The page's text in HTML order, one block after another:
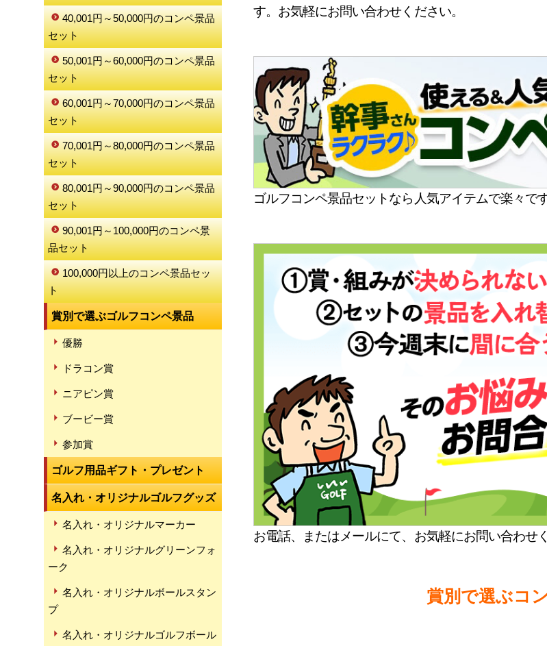
40,001円～50,000円のコンペ景品
セット
50,001円～60,000円のコンペ景品
セット
60,001円～70,000円のコンペ景品
セット
70,001円～80,000円のコンペ景品
セット
80,001円～90,000円のコンペ景品
セット
90,001円～100,000円のコンペ景
品セット
100,000円以上のコンペ景品セッ
ト
賞別で選ぶゴルフコンペ景品
優勝
ドラコン賞
ニアピン賞
ブービー賞
参加賞
ゴルフ用品ギフト・プレゼント
名入れ・オリジナルゴルフグッズ
名入れ・オリジナルマーカー
名入れ・オリジナルグリーンフォ
ーク
名入れ・オリジナルボールスタン
プ
名入れ・オリジナルゴルフボール
す。お気軽にお問い合わせください。
ゴルフコンペ景品セットなら人気アイテムで楽々で
お電話、またはメールにて、お気軽にお問い合わせ
賞別で選ぶコ